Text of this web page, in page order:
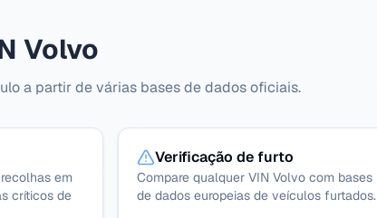
Volvo
a partir de várias bases de dados oficiais.
em
críticos de
Verificação de furto
Compare qualquer VIN Volvo com bases
de dados europeias de veículos furtados.